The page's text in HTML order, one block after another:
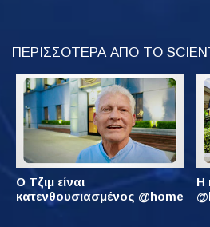
ΠΕΡΙΣΣΟΤΕΡΑ ΑΠΟ ΤΟ
Ο Τζιμ είναι
κατενθουσιασμένος @home
Η